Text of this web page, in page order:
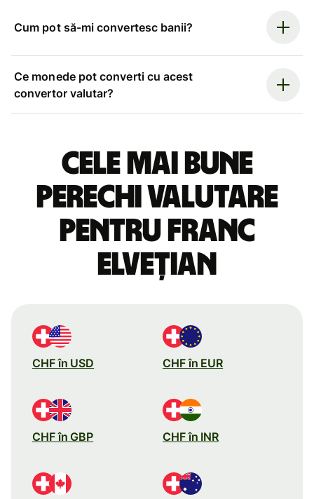
Cum pot să-mi convertesc banii?
Ce monede pot converti cu acest
convertor valutar?
Cele mai bune
perechi valutare
pentru franc
elvețian
CHF în USD CHF în EUR
CHF în GBP CHF în INR